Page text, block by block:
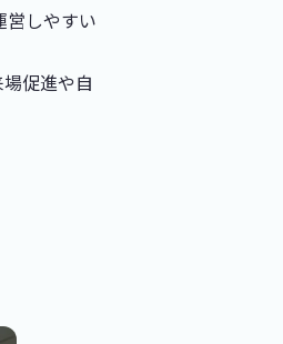
営しやすい
促進や自